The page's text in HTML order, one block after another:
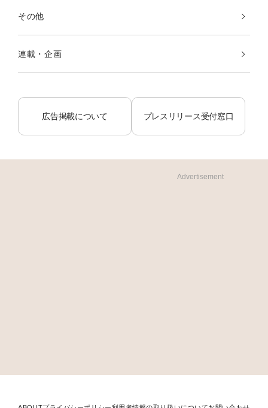
その他
連載・企画
広告掲載について プレスリリース受付窓口
Advertisement